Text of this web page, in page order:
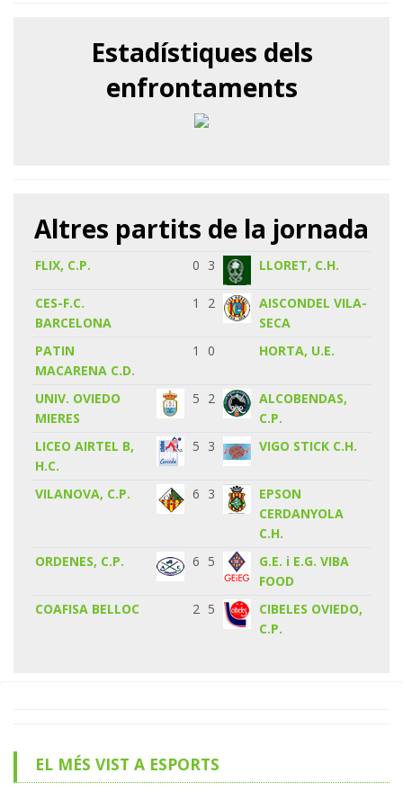
Estadístiques dels
enfrontaments
Altres partits de la jornada
FLIX, C.P. 0 3 LLORET, C.H.
CES-F.C.
BARCELONA
1 2
AISCONDEL VILA-
SECA
PATIN
MACARENA C.D.
1 0 HORTA, U.E.
UNIV. OVIEDO
MIERES
5 2
ALCOBENDAS,
C.P.
LICEO AIRTEL B,
H.C.
5 3 VIGO STICK C.H.
VILANOVA, C.P. 6 3
EPSON
CERDANYOLA
C.H.
ORDENES, C.P.
6 5
G.E. i E.G. VIBA
FOOD
COAFISA BELLOC
2 5
CIBELES OVIEDO,
C.P.
EL MÉS VIST A ESPORTS